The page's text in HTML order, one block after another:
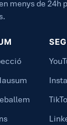
menys de 24h